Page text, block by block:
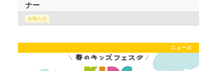
ナー
お知らせ
ニュース